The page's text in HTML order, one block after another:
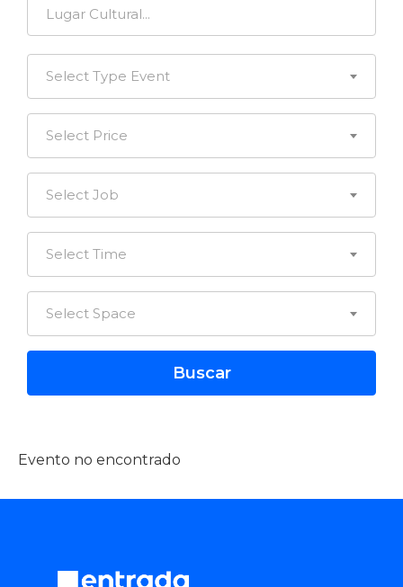
Select Type Event
Select Price
Select Job
Select Time
Select Space
Evento no encontrado